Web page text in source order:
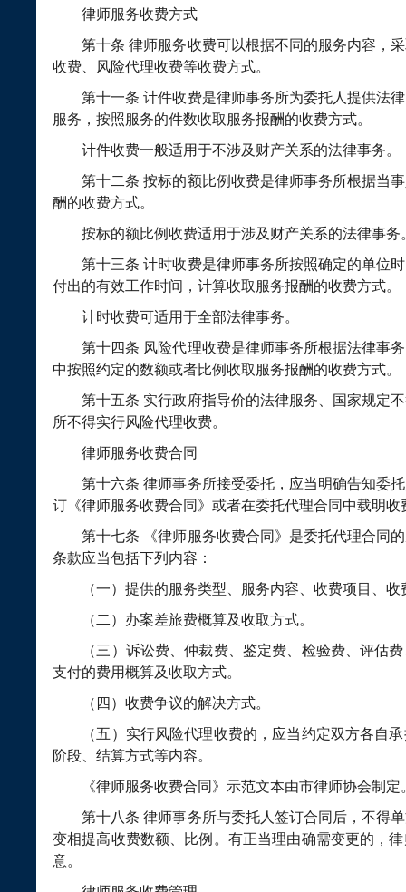
律师服务收费方式
第十条 律师服务收费可以根据不同的服务内容，
收费、风险代理收费等收费方式。
第十一条 计件收费是律师事务所为委托人提供法
服务，按照服务的件数收取服务报酬的收费方式。
计件收费一般适用于不涉及财产关系的法律事务。
第十二条 按标的额比例收费是律师事务所根据当
酬的收费方式。
按标的额比例收费适用于涉及财产关系的法律事务
第十三条 计时收费是律师事务所按照确定的单位
付出的有效工作时间，计算收取服务报酬的收费方式。
计时收费可适用于全部法律事务。
第十四条 风险代理收费是律师事务所根据法律事
中按照约定的数额或者比例收取服务报酬的收费方式。
第十五条 实行政府指导价的法律服务、国家规定
所不得实行风险代理收费。
律师服务收费合同
第十六条 律师事务所接受委托，应当明确告知委
订《律师服务收费合同》或者在委托代理合同中载明收
第十七条
《律师服务收费合同》是委托代理合同
条款应当包括下列内容：
（一）提供的服务类型、服务内容、收费项目、收
（二）办案差旅费概算及收取方式。
（三）诉讼费、仲裁费、鉴定费、检验费、评估费
支付的费用概算及收取方式。
（四）收费争议的解决方式。
（五）实行风险代理收费的，应当约定双方各自承
阶段、结算方式等内容。
《律师服务收费合同》示范文本由市律师协会制定
第十八条 律师事务所与委托人签订合同后，不得
变相提高收费数额、比例。有正当理由确需变更的，
意。